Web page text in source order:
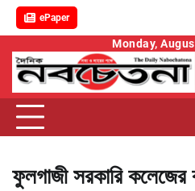
ePaper
content
Monday,
ফুলগাজী সরকারি কলেজের